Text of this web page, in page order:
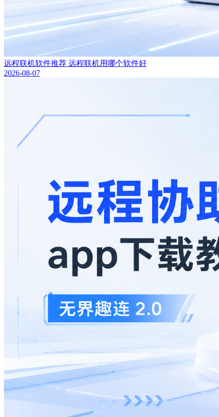
远程联机软件推荐 远程联机用哪个软件好
2026-08-07